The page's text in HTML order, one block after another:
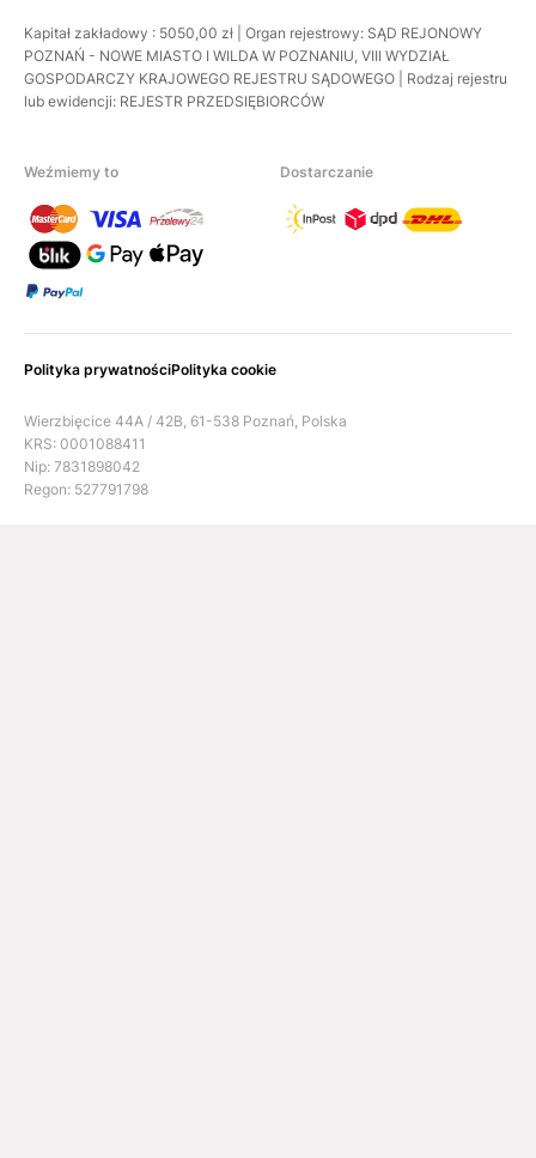
Kapitał zakładowy : 5050,00 zł | Organ rejestrowy: SĄD REJONOWY
POZNAŃ - NOWE MIASTO I WILDA W POZNANIU, VIII WYDZIAŁ
GOSPODARCZY KRAJOWEGO REJESTRU SĄDOWEGO | Rodzaj rejestru
lub ewidencji: REJESTR PRZEDSIĘBIORCÓW
Weźmiemy to Dostarczanie
Polityka prywatnościPolityka cookie
Wierzbięcice 44A / 42B, 61-538 Poznań, Polska
KRS: 0001088411
Nip: 7831898042
Regon: 527791798